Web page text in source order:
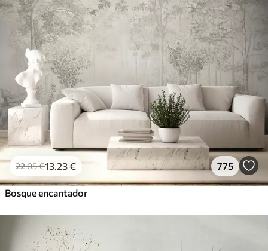
22.05€13 .23€ 775
Bosque encantador